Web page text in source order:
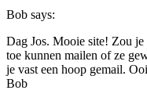
Bob says:
Dag Jos. Mooie site! Zou
toe kunnen mailen of ze
je vast een hoop gemail.
Bob